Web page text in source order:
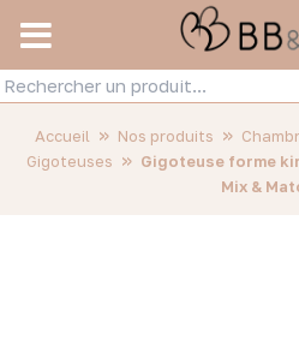
Accueil » Nos produits »
Gigoteuses » Gigoteuse forme
Mix &